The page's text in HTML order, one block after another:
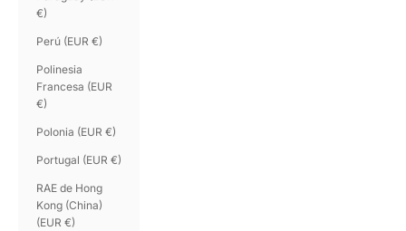
€)
Perú (EUR €)
Polinesia
Francesa (EUR
€)
Polonia (EUR €)
Portugal (EUR €)
RAE de Hong
Kong (China)
(EUR €)